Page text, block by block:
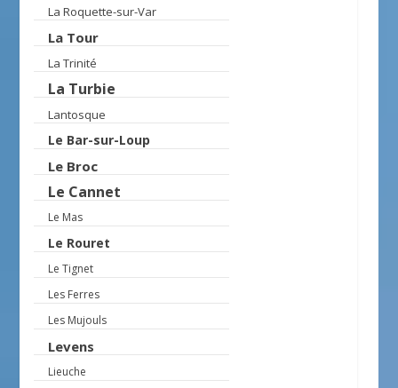
La Roquette-sur-Var
La Tour
La Trinité
La Turbie
Lantosque
Le Bar-sur-Loup
Le Broc
Le Cannet
Le Mas
Le Rouret
Le Tignet
Les Ferres
Les Mujouls
Levens
Lieuche